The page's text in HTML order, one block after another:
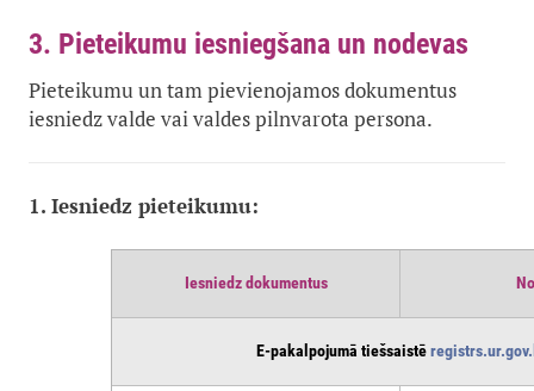
3. Pieteikumu iesniegšana un nodevas
Pieteikumu un tam pievienojamos dokumentus
iesniedz valde vai valdes pilnvarota persona.
1. Iesniedz pieteikumu:
Iesniedz dokumentus
E-pakalpojumā tiešsaistē